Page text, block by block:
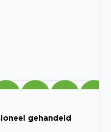
gehandeld